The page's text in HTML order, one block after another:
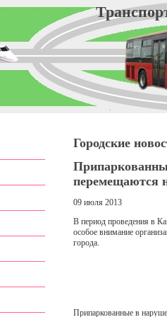
Городские
перемещаются
09 июля 2013
В период проведения в
особое внимание
города.
Припаркованные в